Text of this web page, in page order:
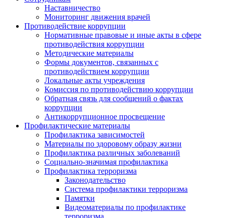
Наставничество
Мониторинг движения врачей
Противодействие коррупции
Нормативные правовые и иные акты в сфере
противодействия коррупции
Методические материалы
Формы документов, связанных с
противодействием коррупции
Локальные акты учреждения
Комиссия по противодействию коррупции
Обратная связь для сообщений о фактах
коррупции
Антикоррупционное просвещение
Профилактические материалы
Профилактика зависимостей
Материалы по здоровому образу жизни
Профилактика различных заболеваний
Социально-значимая профилактика
Профилактика терроризма
Законодательство
Система профилактики терроризма
Памятки
Видеоматериалы по профилактике